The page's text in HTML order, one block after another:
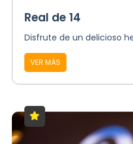
Real de 14
Disfrute de un delicioso
VER MÁS